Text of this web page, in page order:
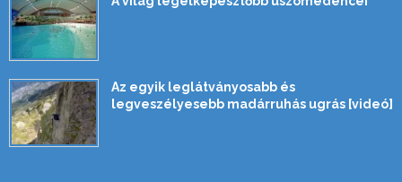
Az egyik leglátványosabb és
legveszélyesebb madárruhás ugrás [videó]